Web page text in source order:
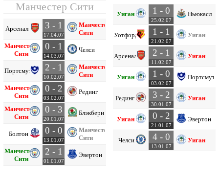
Манчестер Сити
Арсенал 3 - 1
17.04.07
Манчестер
Сити
Манчестер
Сити
0 - 1
14.03.07
Челси
Портсмут 2 - 1
10.02.07
Манчестер
Сити
Манчестер
Сити
0 - 2
03.02.07
Рединг
Манчестер
Сити
0 - 3
20.01.07
Блэкберн
Болтон 0 - 0
13.01.07
Манчестер
Сити
Манчестер
Сити
2 - 1
01.01.07
Эвертон
Уиган 1 - 0
25.02.07
Ньюкасл
Уотфорд 1 - 1
21.02.07
Уиган
Арсенал 2 - 1
11.02.07
Уиган
Уиган 1 - 0
03.02.07
Портсмут
Рединг 3 - 2
30.01.07
Уиган
Уиган 0 - 2
21.01.07
Эвертон
Челси 4 - 0
13.01.07
Уиган